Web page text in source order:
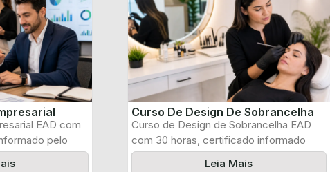
EAD com
pelo
Curso De Design De Sobrancelha
Curso de Design de Sobrancelha EAD
com 30 horas, certificado informado
pelo produtor ...
Leia Mais